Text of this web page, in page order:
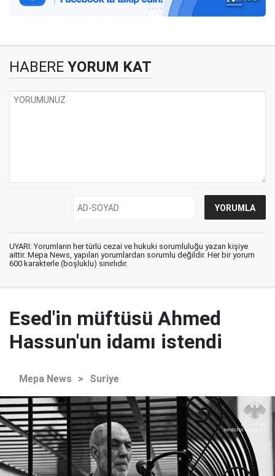
HABERE YORUM KAT
UYARI: Yorumların her türlü cezai ve hukuki sorumluluğu yazan kişiye
aittir. Mepa News, yapılan yorumlardan sorumlu değildir. Her bir yorum
600 karakterle (boşluklu) sınırlıdır.
Esed'in müftüsü Ahmed
Hassun'un idamı istendi
Mepa News > Suriye